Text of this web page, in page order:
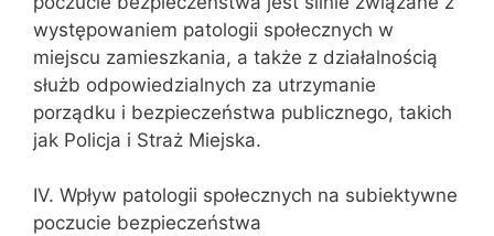
występowaniem patologii społecznych w
miejscu zamieszkania, a także z działalnością
służb odpowiedzialnych za utrzymanie
porządku i bezpieczeństwa publicznego, takich
jak Policja i Straż Miejska.
IV. Wpływ patologii społecznych na subiektywne
poczucie bezpieczeństwa